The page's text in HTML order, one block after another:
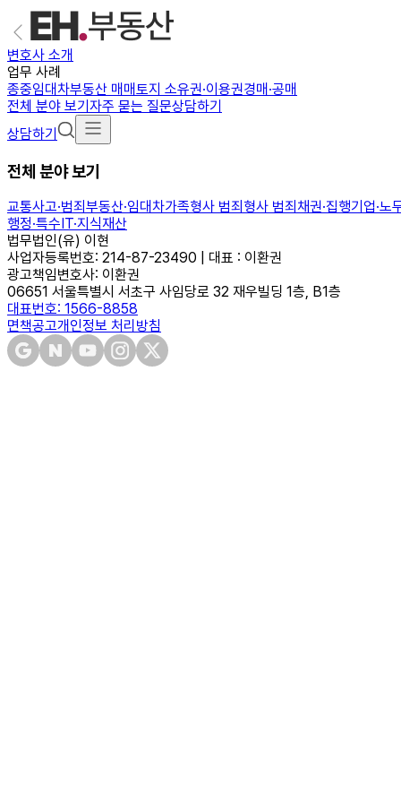
변호사 소개
업무 사례
종중임대차부동산 매매토지 소유권·이용권경매·공매
전체 분야 보기자주 묻는 질문상담하기
상담하기
전체 분야 보기
교통사고·범죄 부동산·임대차가족형사 범죄 형사 범죄 채권·집행기업·노
행정·특수 IT·지식재산
법무법인(유) 이현
사업자등록번호: 214-87-23490 | 대표 : 이환권
광고책임변호사: 이환권
06651 서울특별시 서초구 사임당로 32 재우빌딩 1층, B1층
대표번호: 1566-8858
면책공고개인정보 처리방침